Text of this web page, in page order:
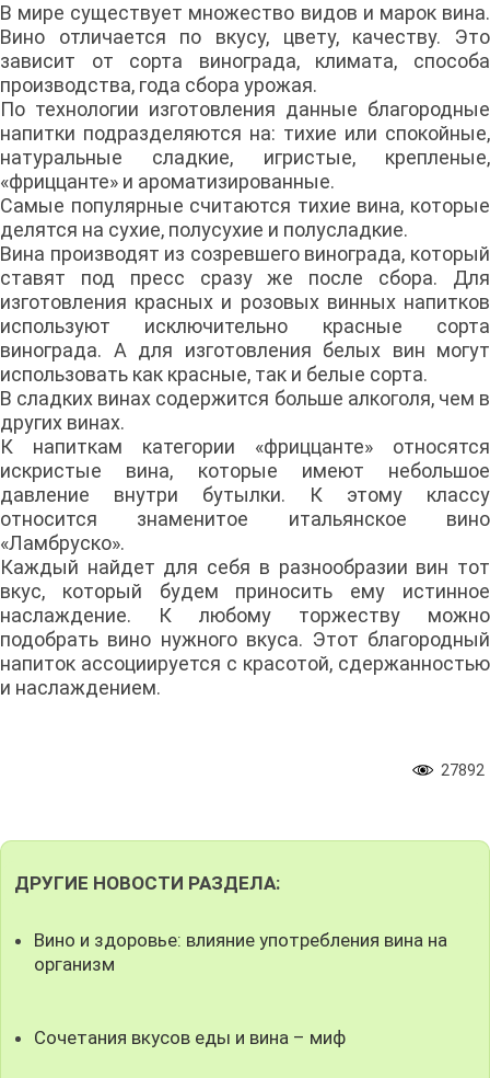
В мире существует множество видов и марок вина.
Вино отличается по вкусу, цвету, качеству. Это
зависит от сорта винограда, климата, способа
производства, года сбора урожая.
По технологии изготовления данные благородные
напитки подразделяются на: тихие или спокойные,
натуральные сладкие, игристые, крепленые,
«фриццанте» и ароматизированные.
Самые популярные считаются тихие вина, которые
делятся на сухие, полусухие и полусладкие.
Вина производят из созревшего винограда, который
ставят под пресс сразу же после сбора. Для
изготовления красных и розовых винных напитков
используют исключительно красные сорта
винограда. А для изготовления белых вин могут
использовать как красные, так и белые сорта.
В сладких винах содержится больше алкоголя, чем в
других винах.
К напиткам категории «фриццанте» относятся
искристые вина, которые имеют небольшое
давление внутри бутылки. К этому классу
относится знаменитое итальянское вино
«Ламбруско».
Каждый найдет для себя в разнообразии вин тот
вкус, который будем приносить ему истинное
наслаждение. К любому торжеству можно
подобрать вино нужного вкуса. Этот благородный
напиток ассоциируется с красотой, сдержанностью
и наслаждением.
27892
ДРУГИЕ НОВОСТИ РАЗДЕЛА:
Вино и здоровье: влияние употребления вина на
организм
Сочетания вкусов еды и вина – миф